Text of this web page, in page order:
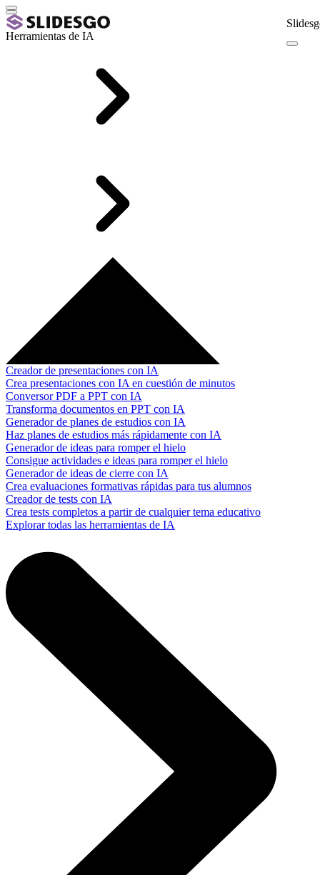
Herramientas de IA
Creador de presentaciones con IA
Crea presentaciones con IA en cuestión de minutos
Conversor PDF a PPT con IA
Transforma documentos en PPT con IA
Generador de planes de estudios con IA
Haz planes de estudios más rápidamente con IA
Generador de ideas para romper el hielo
Consigue actividades e ideas para romper el hielo
Generador de ideas de cierre con IA
Crea evaluaciones formativas rápidas para tus alumnos
Creador de tests con IA
Crea tests completos a partir de cualquier tema educativo
Explorar todas las herramientas de IA